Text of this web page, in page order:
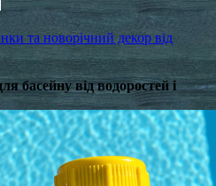
та новорічний декор від
басейну від водоростей і